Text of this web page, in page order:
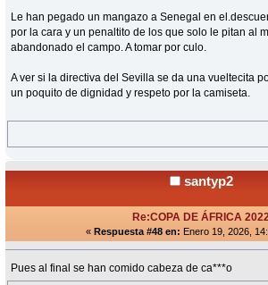
Le han pegado un mangazo a Senegal en
por la cara y un penaltito de los que solo le pitan al
abandonado el campo. A tomar por culo.
A ver si la directiva del Sevilla se da una vueltecita
un poquito de dignidad y respeto por la camiseta.
santyp2
Re:COPA DE ÁFRICA
« Respuesta #48 en: Enero 19, 2026,
Pues al final se han comido cabeza de ca***o